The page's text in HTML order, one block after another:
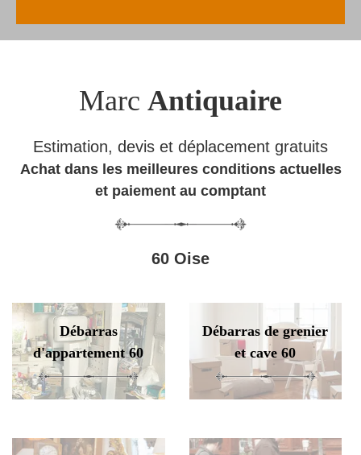
Marc Antiquaire
Estimation, devis et déplacement gratuits
Achat dans les meilleures conditions actuelles
et paiement au comptant
60 Oise
Débarras
d'appartement 60
Débarras de grenier
et cave 60